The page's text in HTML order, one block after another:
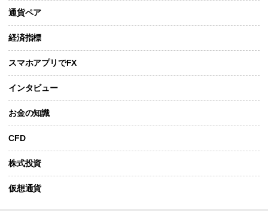
通貨ペア
経済指標
スマホアプリでFX
インタビュー
お金の知識
CFD
株式投資
仮想通貨